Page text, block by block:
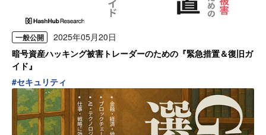
一般公開
2025年05月20日
暗号資産ハッキング被害トレーダーのための『緊急措置＆復旧ガ
イド』
#セキュリティ